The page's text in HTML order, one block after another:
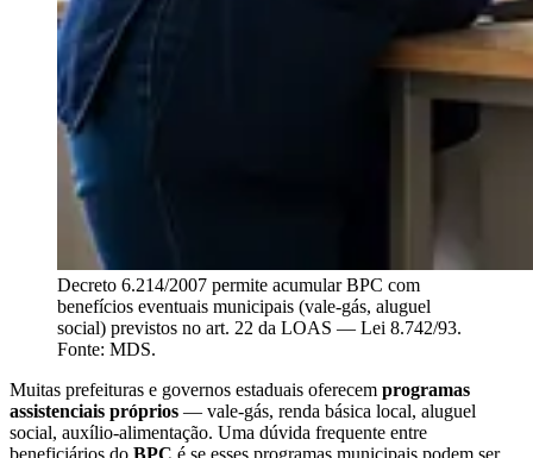
Decreto 6.214/2007 permite acumular BPC com
benefícios eventuais municipais (vale-gás, aluguel
social) previstos no art. 22 da LOAS — Lei 8.742/93.
Fonte: MDS.
Muitas prefeituras e governos estaduais oferecem programas
assistenciais próprios — vale-gás, renda básica local, aluguel
social, auxílio-alimentação. Uma dúvida frequente entre
beneficiários do BPC é se esses programas municipais podem ser